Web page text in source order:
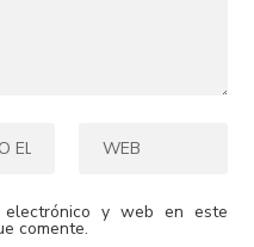
electrónico y web en este
comente.